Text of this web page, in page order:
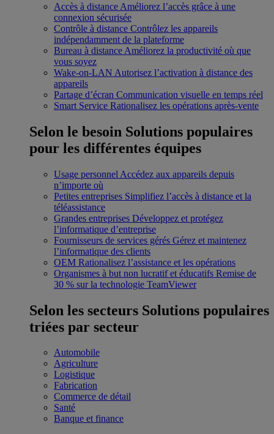
Accès à distance Améliorez l’accès grâce à une
connexion sécurisée
Contrôle à distance Contrôlez les appareils
indépendamment de la plateforme
Bureau à distance Améliorez la productivité où que
vous soyez
Wake-on-LAN Autorisez l’activation à distance des
appareils
Partage d’écran Communication visuelle en temps réel
Smart Service Rationalisez les opérations après-vente
Selon le besoin Solutions populaires
pour les différentes équipes
Usage personnel Accédez aux appareils depuis
n’importe où
Petites entreprises Simplifiez l’accès à distance et la
téléassistance
Grandes entreprises Développez et protégez
l’informatique d’entreprise
Fournisseurs de services gérés Gérez et maintenez
l’informatique des clients
OEM Rationalisez l’assistance et les opérations
Organismes à but non lucratif et éducatifs Remise de
30 % sur la technologie TeamViewer
Selon les secteurs Solutions populaires
triées par secteur
Automobile
Agriculture
Logistique
Fabrication
Commerce de détail
Santé
Banque et finance